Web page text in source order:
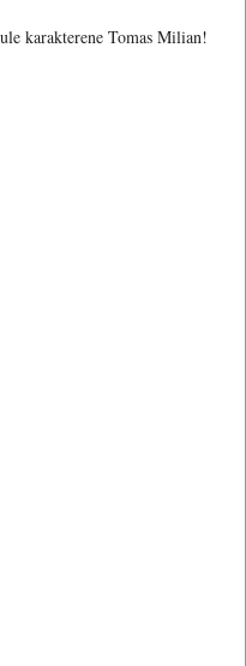
karakterene Tomas Milian!